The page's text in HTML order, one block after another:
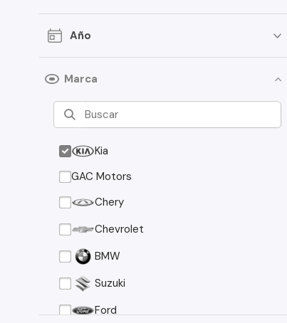
Año
Marca
Kia
GAC Motors
Chery
Chevrolet
BMW
Suzuki
Ford